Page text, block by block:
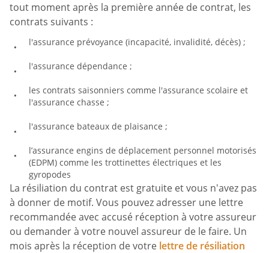
tout moment après la première année de contrat, les
contrats suivants :
l'assurance prévoyance (incapacité, invalidité, décès) ;
l'assurance dépendance ;
les contrats saisonniers comme l'assurance scolaire et
l'assurance chasse ;
l'assurance bateaux de plaisance ;
l’assurance engins de déplacement personnel motorisés
(EDPM) comme les trottinettes électriques et les
gyropodes
La résiliation du contrat est gratuite et vous n'avez pas
à donner de motif. Vous pouvez adresser une lettre
recommandée avec accusé réception à votre assureur
ou demander à votre nouvel assureur de le faire. Un
mois après la réception de votre lettre de résiliation